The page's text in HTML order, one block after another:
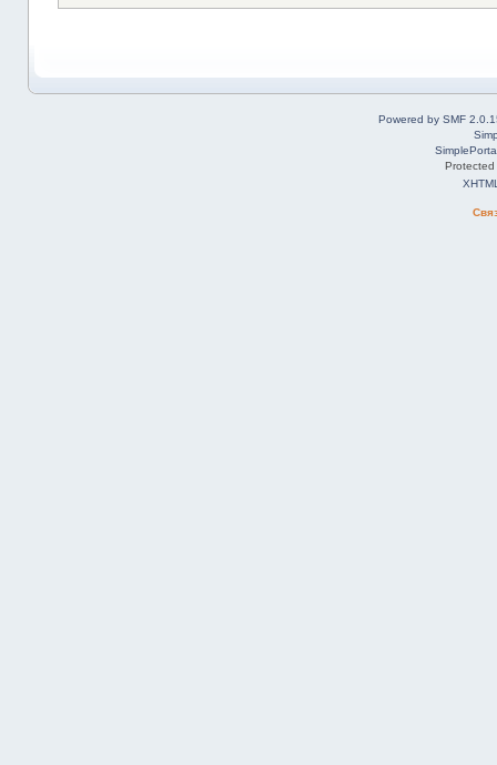
Powered by SMF